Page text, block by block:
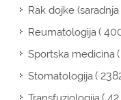
Rak dojke
Reumatologija(
Sportska medicina
Stomatologija(